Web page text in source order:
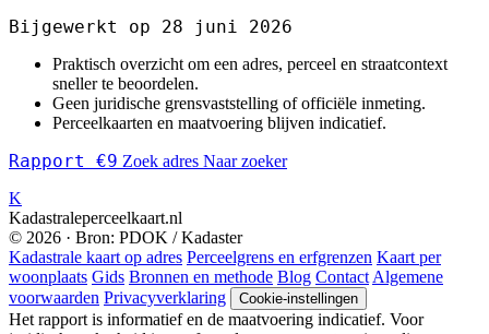
Bijgewerkt op 28 juni 2026
Praktisch overzicht om een adres, perceel en straatcontext
sneller te beoordelen.
Geen juridische grensvaststelling of officiële inmeting.
Perceelkaarten en maatvoering blijven indicatief.
Rapport €9 Zoek adres Naar zoeker
K
Kadastraleperceelkaart.nl
© 2026 · Bron: PDOK / Kadaster
Kadastrale kaart op adres Perceelgrens en erfgrenzen Kaart per
woonplaats Gids Bronnen en methode Blog Contact Algemene
voorwaarden Privacyverklaring Cookie-instellingen
Het rapport is informatief en de maatvoering indicatief. Voor